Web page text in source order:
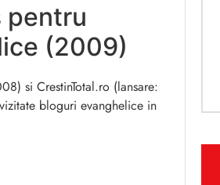
pentru
(2009)
si CrestinTotal.ro (lansare:
bloguri evanghelice in